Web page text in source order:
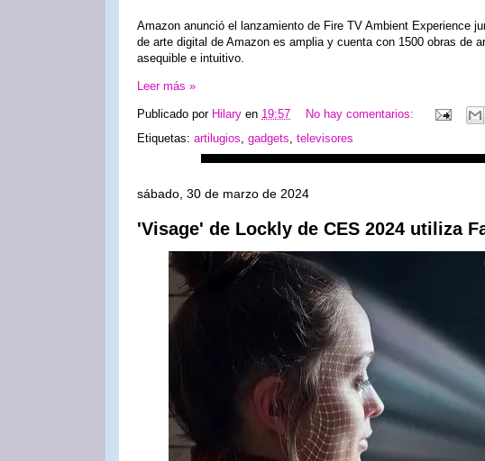
Amazon anunció el lanzamiento de Fire TV Ambient Experience
de arte digital de Amazon es amplia y cuenta con 1500 obras de
asequible e intuitivo.
Leer más »
Publicado por Hilary en 19:57
No hay comentarios:
Etiquetas: artilugios, gadgets, televisores
sábado, 30 de marzo de 2024
'Visage' de Lockly de CES 2024 utiliza